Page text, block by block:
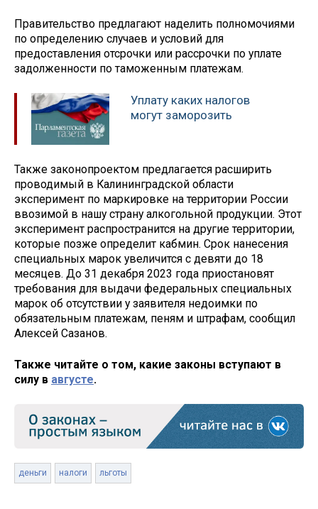
Правительство предлагают наделить полномочиями
по определению случаев и условий для
предоставления отсрочки или рассрочки по уплате
задолженности по таможенным платежам.
Уплату каких налогов
могут заморозить
Также законопроектом предлагается расширить
проводимый в Калининградской области
эксперимент по маркировке на территории России
ввозимой в нашу страну алкогольной продукции. Этот
эксперимент распространится на другие территории,
которые позже определит кабмин. Срок нанесения
специальных марок увеличится с девяти до 18
месяцев. До 31 декабря 2023 года приостановят
требования для выдачи федеральных специальных
марок об отсутствии у заявителя недоимки по
обязательным платежам, пеням и штрафам, сообщил
Алексей Сазанов.
Также читайте о том, какие законы вступают в
силу в августе.
деньги налоги льготы